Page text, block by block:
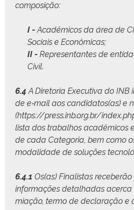
composição:
I -Acadêmi­cos da área de
Soci­ais e Econômicas;
II - Rep­re­sen­tantes de
Civil.
6.4 A Dire­to­ria Exec­u­ti­va do INB
de e‑mail aos candidatos(as) e
(https://press.inb.org.br/
lista dos tra­bal­hos acadêmi­cos
de cada Cat­e­go­ria, bem como
modal­i­dade de soluções
6.4.1 Os(as) Final­is­tas
infor­mações detal­hadas
mi­ação, ter­mo de declar­ação e